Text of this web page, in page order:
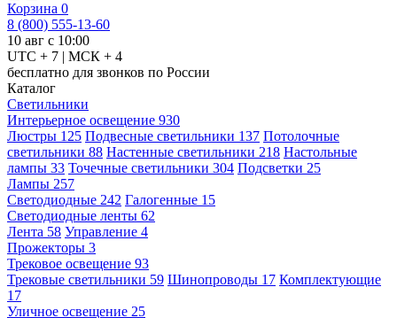
Корзина 0
8 (800) 555-13-60
10 авг с 10:00
UTC + 7 | МСК + 4
бесплатно для звонков по России
Каталог
Светильники
Интерьерное освещение 930
Люстры 125 Подвесные светильники 137 Потолочные
светильники 88 Настенные светильники 218 Настольные
лампы 33 Точечные светильники 304 Подсветки 25
Лампы 257
Светодиодные 242 Галогенные 15
Светодиодные ленты 62
Лента 58 Управление 4
Прожекторы 3
Трековое освещение 93
Трековые светильники 59 Шинопроводы 17 Комплектующие
17
Уличное освещение 25